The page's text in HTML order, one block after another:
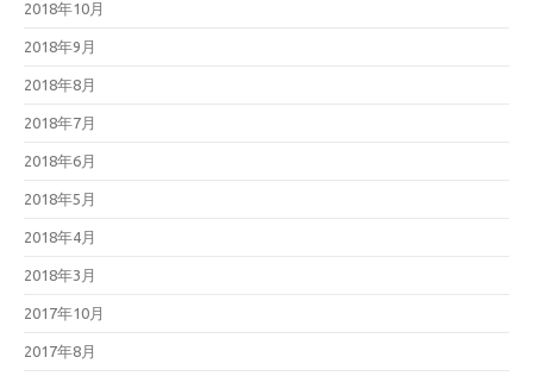
2018年10月
2018年9月
2018年8月
2018年7月
2018年6月
2018年5月
2018年4月
2018年3月
2017年10月
2017年8月